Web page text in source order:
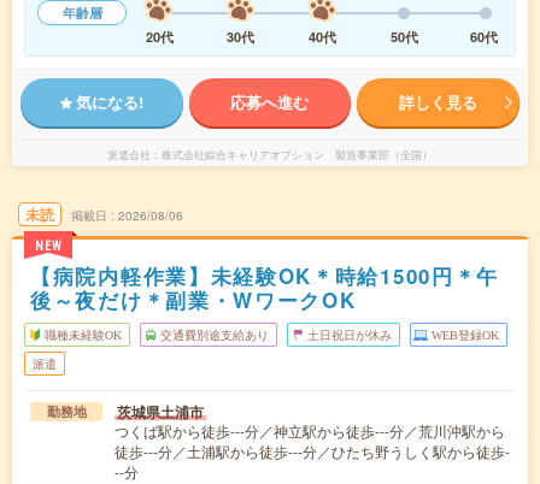
年齢層
20代
30代 40代 50代 60代
気になる! 応募へ進む 詳しく見る
派遣会社 株式会社綜合キャリアオプション 製造事業部（全国）
未読
NEW
掲載日 2026/08/06
【病院内軽作業】未経験OK＊時給1500円＊午
後～夜だけ＊副業・WワークOK
職種未経験OK 交通費別途支給あり 土日祝日が休み WEB登録OK
派遣
勤務地 茨城県土浦市
つくば駅から徒歩---分／神立駅から徒歩---分／荒川沖駅から
徒歩---分／土浦駅から徒歩---分／ひたち野うしく駅から徒歩-
--分